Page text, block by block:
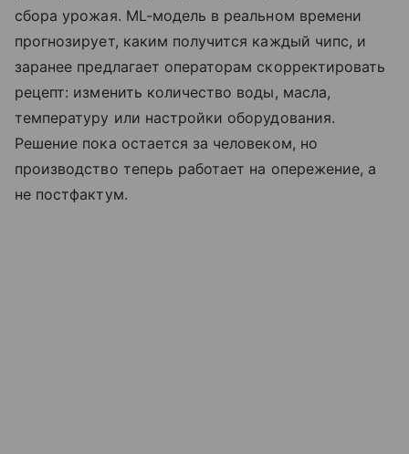
сбора урожая. ML-модель в реальном времени
прогнозирует, каким получится каждый чипс, и
заранее предлагает операторам скорректировать
рецепт: изменить количество воды, масла,
температуру или настройки оборудования.
Решение пока остается за человеком, но
производство теперь работает на опережение, а
не постфактум.